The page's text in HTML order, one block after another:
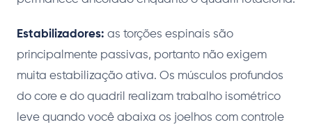
Estabilizadores: as torções espinais são
principalmente passivas, portanto não exigem
muita estabilização ativa. Os músculos profundos
do core e do quadril realizam trabalho isométrico
leve quando você abaixa os joelhos com controle